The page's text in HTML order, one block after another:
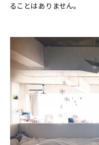
ることはありません。